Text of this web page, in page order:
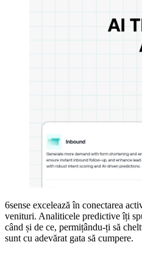
6sense excelează în conectarea
venituri. Analiticele predictive îți
când și de ce, permițându-ți să
sunt cu adevărat gata să cumpere.